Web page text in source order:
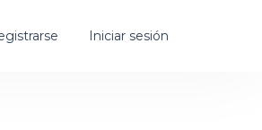
Iniciar sesión